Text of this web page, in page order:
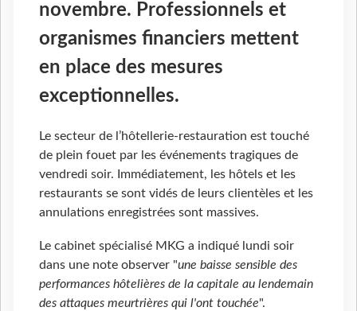
novembre. Professionnels et
organismes financiers mettent
en place des mesures
exceptionnelles.
Le secteur de l’hôtellerie-restauration est touché
de plein fouet par les événements tragiques de
vendredi soir. Immédiatement, les hôtels et les
restaurants se sont vidés de leurs clientèles et les
annulations enregistrées sont massives.
Le cabinet spécialisé MKG a indiqué lundi soir
dans une note observer "une baisse sensible des
performances hôtelières de la capitale au lendemain
des attaques meurtrières qui l'ont touchée".